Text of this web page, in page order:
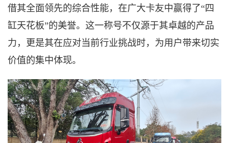
借其全面领先的综合性能，在广大卡友中赢得了“四
缸天花板”的美誉。这一称号不仅源于其卓越的产品
力，更是其在应对当前行业挑战时，为用户带来切实
价值的集中体现。